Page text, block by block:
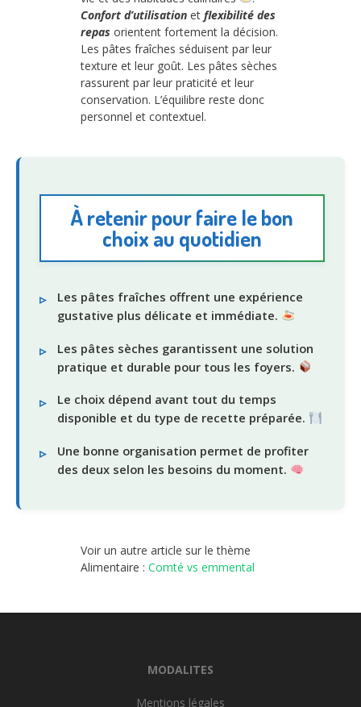
Confort d’utilisation et flexibilité des
repas orientent fortement la décision.
Les pâtes fraîches séduisent par leur
texture et leur goût. Les pâtes sèches
rassurent par leur praticité et leur
conservation. L’équilibre reste donc
personnel et contextuel.
À retenir pour faire le bon
choix au quotidien
Les pâtes fraîches offrent une expérience
gustative plus délicate et immédiate.
Les pâtes sèches garantissent une solution
pratique et durable pour tous les foyers.
Le choix dépend avant tout du temps
disponible et du type de recette préparée.
Une bonne organisation permet de profiter
des deux selon les besoins du moment.
Voir un autre article sur le thème
Alimentaire : Comté vs emmental
MODALITES
Mentions légales